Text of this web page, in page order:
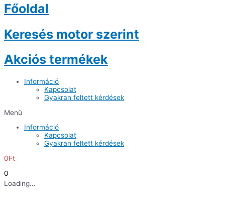
Főoldal
Keresés motor szerint
Akciós termékek
Információ
Kapcsolat
Gyakran feltett kérdések
Menü
Információ
Kapcsolat
Gyakran feltett kérdések
0Ft
0
Loading...